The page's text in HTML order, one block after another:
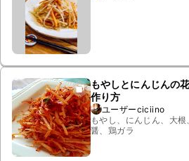
もやしとにんじんの
作り方
ユーザーciciino
もやし、にんじん、大
醤、鶏ガラ